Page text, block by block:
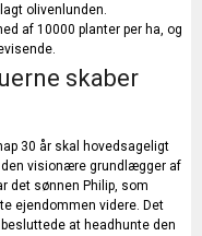
olivenlunden.
af 10000 planter per ha, og
skaber
30 år skal hovedsageligt
visionære grundlægger af
det sønnen Philip, som
ejendommen videre. Det
at headhunte den